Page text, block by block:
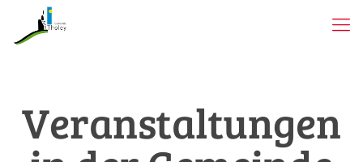
Veranstaltungen